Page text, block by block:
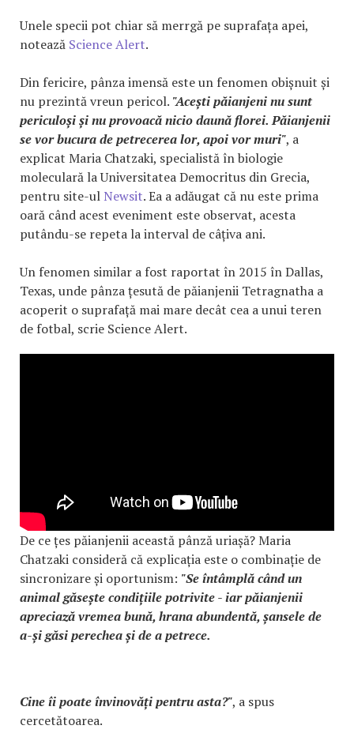
Unele specii pot chiar să merrgă pe suprafața apei,
notează Science Alert.
Din fericire, pânza imensă este un fenomen obișnuit și
nu prezintă vreun pericol. "Acești păianjeni nu sunt
periculoși și nu provoacă nicio daună florei. Păianjenii
se vor bucura de petrecerea lor, apoi vor muri", a
explicat Maria Chatzaki, specialistă în biologie
moleculară la Universitatea Democritus din Grecia,
pentru site-ul Newsit. Ea a adăugat că nu este prima
oară când acest eveniment este observat, acesta
putându-se repeta la interval de câțiva ani.
Un fenomen similar a fost raportat în 2015 în Dallas,
Texas, unde pânza țesută de păianjenii Tetragnatha a
acoperit o suprafață mai mare decât cea a unui teren
de fotbal, scrie Science Alert.
De ce țes păianjenii această pânză uriașă? Maria
Chatzaki consideră că explicația este o combinație de
sincronizare și oportunism: "Se întâmplă când un
animal găsește condițiile potrivite - iar păianjenii
apreciază vremea bună, hrana abundentă, șansele de
a-și găsi perechea și de a petrece.
Cine îi poate învinovăți pentru asta?", a spus
cercetătoarea.